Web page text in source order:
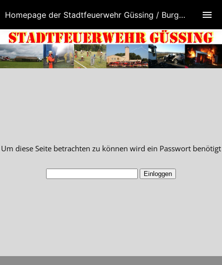
Um diese Seite betrachten zu können wird ein Passwort benötigt
Homepage der Stadtfeuerwehr Güssing / Burgenland / Österreich